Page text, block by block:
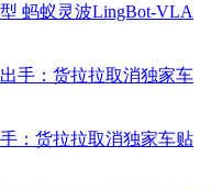
蚂蚁灵波LingBot-VLA
：货拉拉取消独家车贴